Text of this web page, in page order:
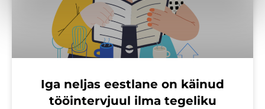
Iga neljas eestlane on käinud
tööintervjuul ilma tegeliku